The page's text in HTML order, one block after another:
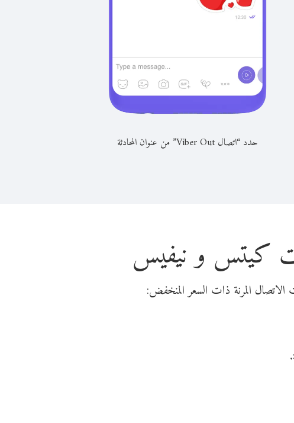
حدد “اتصال Viber Out” من عنوان المحادثة
كيتس و نيفيس